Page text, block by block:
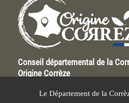
Conseil départemental de la
Origine Corrèze
9 rue René et Emile Fage
Le Département de la